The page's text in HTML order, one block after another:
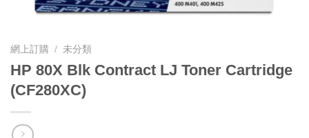
網上訂購 / 未分類
HP 80X Blk Contract LJ Toner Cartridge
(CF280XC)